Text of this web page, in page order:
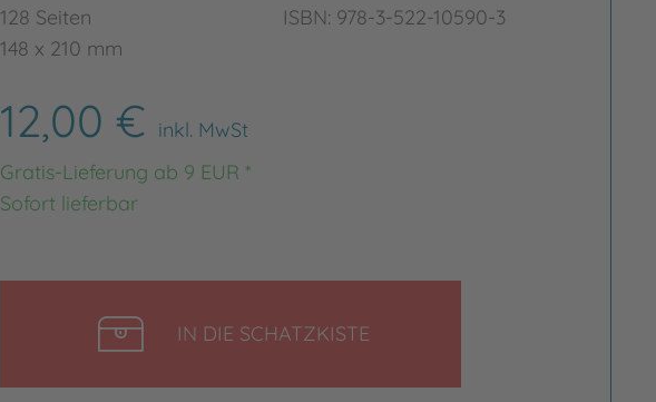
128 Seiten
148 x 210 mm
ISBN: 978-3-522-10590-3
12,00 € inkl. MwSt
Gratis-Lieferung ab 9 EUR *
Sofort lieferbar
IN DIE SCHATZKISTE